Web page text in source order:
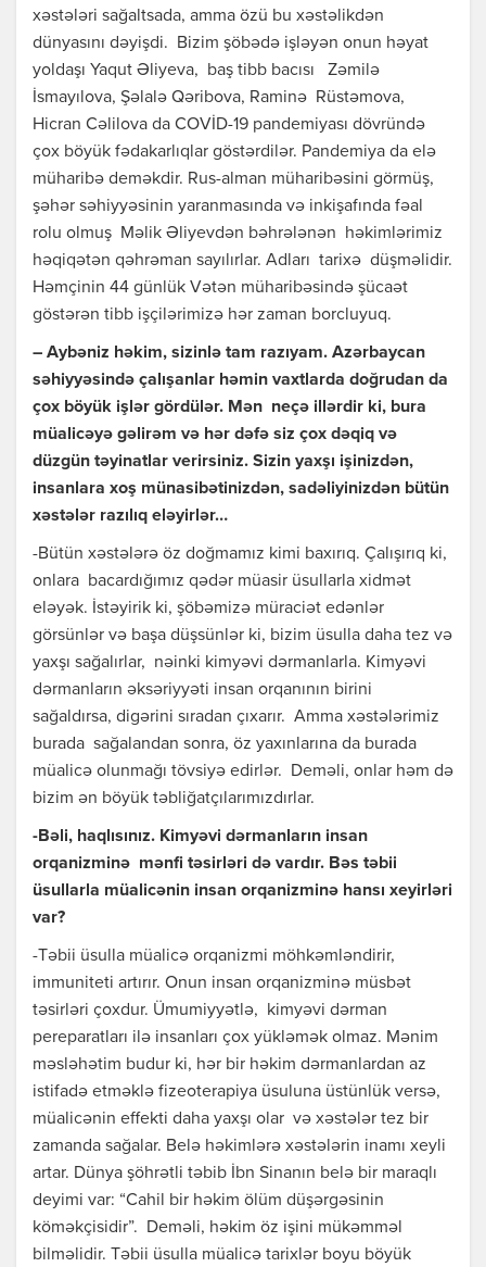
xəstələri sağaltsada, amma özü bu xəstəlikdən
dünyasını dəyişdi. Bizim şöbədə işləyən onun həyat
yoldaşı Yaqut Əliyeva, baş tibb bacısı Zəmilə
İsmayılova, Şəlalə Qəribova, Raminə Rüstəmova,
Hicran Cəlilova da COVİD-19 pandemiyası dövründə
çox böyük fədakarlıqlar göstərdilər. Pandemiya da elə
müharibə deməkdir. Rus-alman müharibəsini görmüş,
şəhər səhiyyəsinin yaranmasında və inkişafında fəal
rolu olmuş Məlik Əliyevdən bəhrələnən həkimlərimiz
həqiqətən qəhrəman sayılırlar. Adları tarixə düşməlidir.
Həmçinin 44 günlük Vətən müharibəsində şücaət
göstərən tibb işçilərimizə hər zaman borcluyuq.
– Aybəniz həkim, sizinlə tam razıyam. Azərbaycan
səhiyyəsində çalışanlar həmin vaxtlarda doğrudan da
çox böyük işlər gördülər. Mən neçə illərdir ki, bura
müalicəyə gəlirəm və hər dəfə siz çox dəqiq və
düzgün təyinatlar verirsiniz. Sizin yaxşı işinizdən,
insanlara xoş münasibətinizdən, sadəliyinizdən bütün
xəstələr razılıq eləyirlər…
-Bütün xəstələrə öz doğmamız kimi baxırıq. Çalışırıq ki,
onlara bacardığımız qədər müasir üsullarla xidmət
eləyək. İstəyirik ki, şöbəmizə müraciət edənlər
görsünlər və başa düşsünlər ki, bizim üsulla daha tez və
yaxşı sağalırlar, nəinki kimyəvi dərmanlarla. Kimyəvi
dərmanların əksəriyyəti insan orqanının birini
sağaldırsa, digərini sıradan çıxarır. Amma xəstələrimiz
burada sağalandan sonra, öz yaxınlarına da burada
müalicə olunmağı tövsiyə edirlər. Deməli, onlar həm də
bizim ən böyük təbliğatçılarımızdırlar.
-Bəli, haqlısınız. Kimyəvi dərmanların insan
orqanizminə mənfi təsirləri də vardır. Bəs təbii
üsullarla müalicənin insan orqanizminə hansı xeyirləri
var?
-Təbii üsulla müalicə orqanizmi möhkəmləndirir,
immuniteti artırır. Onun insan orqanizminə müsbət
təsirləri çoxdur. Ümumiyyətlə, kimyəvi dərman
pereparatları ilə insanları çox yükləmək olmaz. Mənim
məsləhətim budur ki, hər bir həkim dərmanlardan az
istifadə etməklə fizeoterapiya üsuluna üstünlük versə,
müalicənin effekti daha yaxşı olar və xəstələr tez bir
zamanda sağalar. Belə həkimlərə xəstələrin inamı xeyli
artar. Dünya şöhrətli təbib İbn Sinanın belə bir maraqlı
deyimi var: “Cahil bir həkim ölüm düşərgəsinin
köməkçisidir”. Deməli, həkim öz işini mükəmməl
bilməlidir. Təbii üsulla müalicə tarixlər boyu böyük